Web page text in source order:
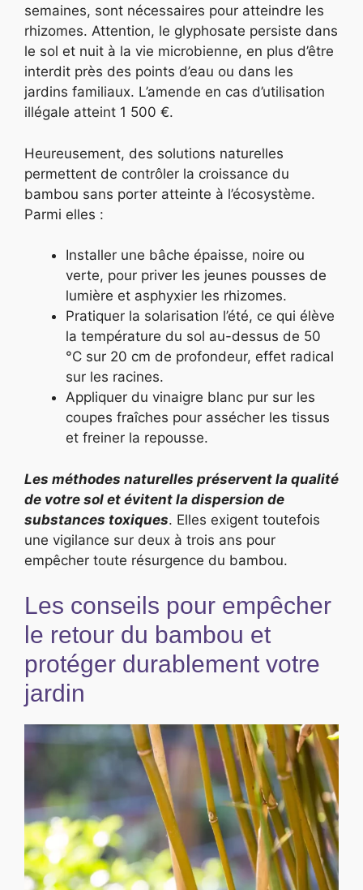
semaines, sont nécessaires pour atteindre les
rhizomes. Attention, le glyphosate persiste dans
le sol et nuit à la vie microbienne, en plus d’être
interdit près des points d’eau ou dans les
jardins familiaux. L’amende en cas d’utilisation
illégale atteint 1 500 €.
Heureusement, des solutions naturelles
permettent de contrôler la croissance du
bambou sans porter atteinte à l’écosystème.
Parmi elles :
Installer une bâche épaisse, noire ou
verte, pour priver les jeunes pousses de
lumière et asphyxier les rhizomes.
Pratiquer la solarisation l’été, ce qui élève
la température du sol au-dessus de 50
°C sur 20 cm de profondeur, effet radical
sur les racines.
Appliquer du vinaigre blanc pur sur les
coupes fraîches pour assécher les tissus
et freiner la repousse.
Les méthodes naturelles préservent la qualité
de votre sol et évitent la dispersion de
substances toxiques. Elles exigent toutefois
une vigilance sur deux à trois ans pour
empêcher toute résurgence du bambou.
Les conseils pour empêcher
le retour du bambou et
protéger durablement votre
jardin